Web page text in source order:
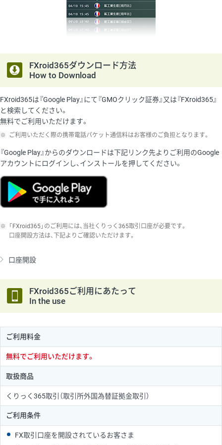
FXroid365ダウンロード方法
How to Download
FXroid365は『Google Play』にて『GMOクリック証券』又は『FXroid365』
と検索してください。
無料でご利用いただけます。
※ ご利用いただく際の携帯電話パケット通信料はお客様のご負担となります。
『Google Play』からのダウンロードは下記リンク先よりご利用のGoogle
アカウントにログインし、インストールを押してください。
※
「FXroid365」のご利用には、当社くりっく365取引口座が必要です。
口座開設方法は、下記よりご確認いただけます。
口座開設
FXroid365ご利用にあたって
In the use
ご利用料金
無料でご利用いただけます。
取扱商品
くりっく365取引（取引所外国為替証拠金取引）
ご利用条件
FX取引口座を開設されているお客さま